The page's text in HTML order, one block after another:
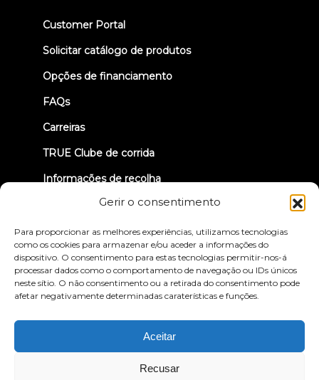
Gerir o consentimento
Para proporcionar as melhores experiências, utilizamos tecnologias
como os cookies para armazenar e/ou aceder a informações do
dispositivo. O consentimento para estas tecnologias permitir-nos-á
processar dados como o comportamento de navegação ou IDs únicos
neste sítio. O não consentimento ou a retirada do consentimento pode
afetar negativamente determinadas caraterísticas e funções.
Aceitar
Recusar
Customer Portal(opens
new
Solicitar catálogo de produtos
Opções de financiamento
FAQs
Carreiras
TRUE Clube de corrida
Informações de recolha
© 2026 True Fitness. All Rights Reserved
Política de privacidade
Termos e condições
Declaração de acessibilidade